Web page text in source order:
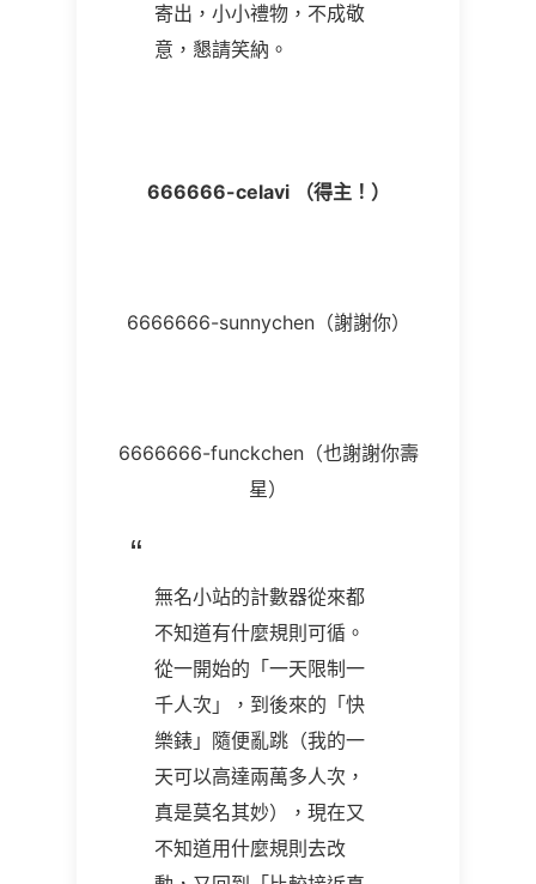
寄出，小小禮物，不成敬
意，懇請笑納。
666666-celavi （得主！）
6666666-sunnychen（謝謝你）
6666666-funckchen（也謝謝你壽
星）
無名小站的計數器從來都
不知道有什麼規則可循。
從一開始的「一天限制一
千人次」，到後來的「快
樂錶」隨便亂跳（我的一
天可以高達兩萬多人次，
真是莫名其妙），現在又
不知道用什麼規則去改